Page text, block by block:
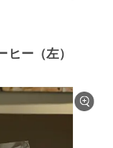
ー（左）